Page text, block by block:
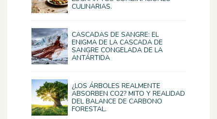
CULINARIAS.
CASCADAS DE SANGRE: EL
ENIGMA DE LA CASCADA DE
SANGRE CONGELADA DE LA
ANTÁRTIDA
¿LOS ÁRBOLES REALMENTE
ABSORBEN CO2? MITO Y REALIDAD
DEL BALANCE DE CARBONO
FORESTAL.